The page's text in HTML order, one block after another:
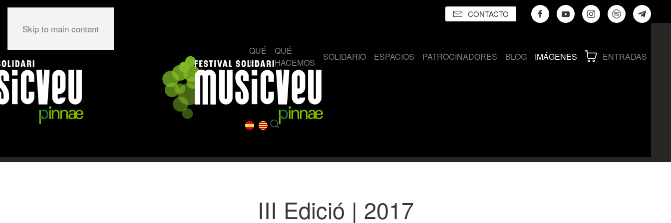
Skip to main content
CONTACTO
QUÉ
ES
QUÉ
HACEMOS
SOLIDARIO ESPACIOS PATROCINADORES BLOG IMÁGENES ENTRADAS
III Edició | 2017